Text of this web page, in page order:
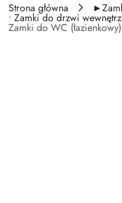
Strona główna
• Zamki do drzwi
Zamki do WC